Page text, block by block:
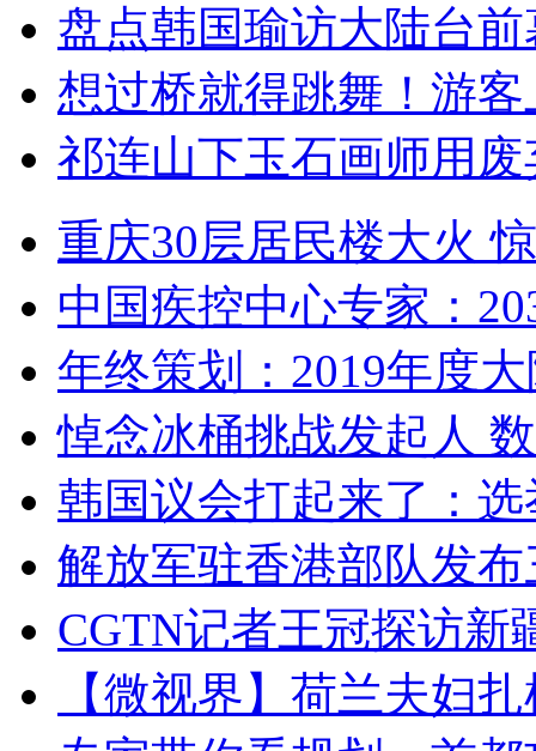
盘点韩国瑜访大陆台
想过桥就得跳舞！游客
祁连山下玉石画师用
重庆30层居民楼大火
中国疾控中心专家：
年终策划：2019年度
悼念冰桶挑战发起人
韩国议会打起来了：
解放军驻香港部队发
CGTN记者王冠探访新
【微视界】荷兰夫妇